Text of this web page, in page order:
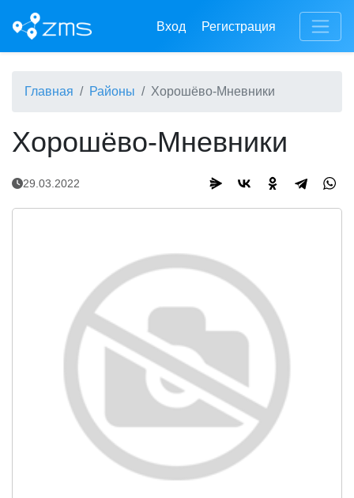
Вход Регистрация
Главная Районы Хорошёво-Мневники
Хорошёво-Мневники
29.03.2022